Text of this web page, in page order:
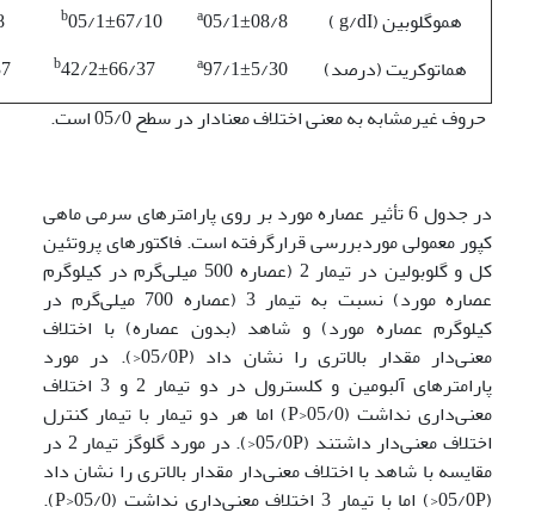
هموگلوبین (g/dI ) a05/1±08/8
b05/1±67/10
هماتوکریت (درصد)
a97/1±5/30
b42/2±66/37
حروف غیرمشابه به معنی اختلاف معنا­دار در سطح 05/0 است.
در جدول 6 تأثیر عصاره مورد بر روی پارامترهای سرمی ماهی
کپور معمولی موردبررسی قرارگرفته است. فاکتورهای پروتئین
کل و گلوبولین در تیمار 2 (عصاره 500 میلی‌گرم در کیلوگرم
عصاره مورد) نسبت به تیمار 3 (عصاره 700 میلی‌گرم در
کیلوگرم عصاره مورد) و شاهد (بدون عصاره) با اختلاف
معنی‌دار مقدار بالاتری را نشان داد (05/0P<). در مورد
پارامترهای آلبومین و کلسترول در دو تیمار 2 و 3 اختلاف
معنی‌داری نداشت (05/0<P) اما هر دو تیمار با تیمار کنترل
اختلاف معنی‌دار داشتند (05/0P<). در مورد گلوگز تیمار 2 در
مقایسه با شاهد با اختلاف معنی‌دار مقدار بالاتری را نشان داد
(05/0P<) اما با تیمار 3 اختلاف معنی‌داری نداشت (05/0<P).